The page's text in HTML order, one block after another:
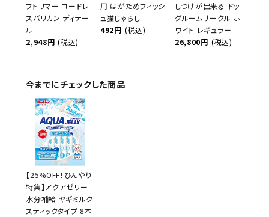
フトリマー コードレ
スバリカン ディテー
ル
2,948円 (税込)
用 はがためフィッシ
ュ猫じゃらし
492円 (税込)
しつけが出来る ドッ
グルームサークル ホ
ワイト レギュラー
26,800円 (税込)
今までにチェックした商品
【25%OFF！ひんやり
特集】アクアゼリー
水分補給 ヤギミルク
スティックタイプ 8本